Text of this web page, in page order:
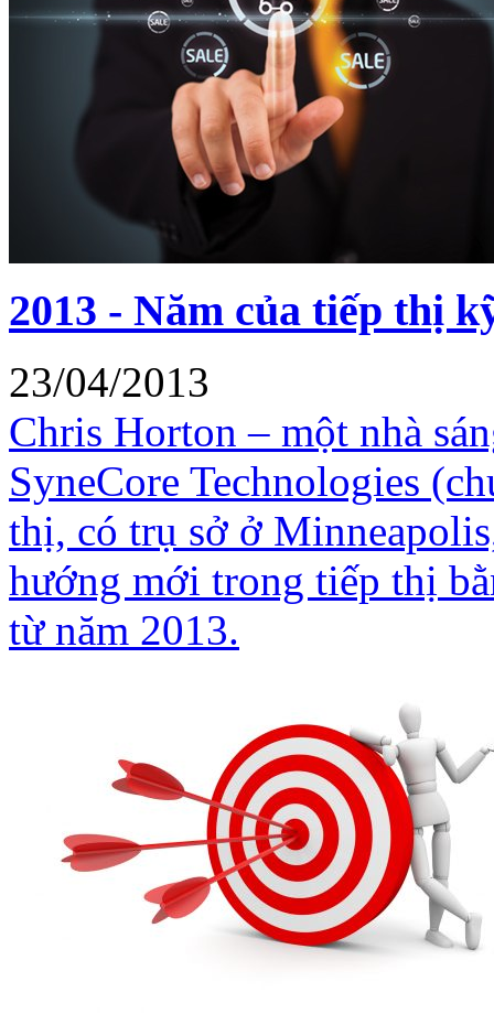
2013 - Năm của tiếp thị
23/04/2013
Chris Horton – một nhà
SyneCore Technologies
thị, có trụ sở ở
hướng mới trong tiếp thị
từ năm 2013.